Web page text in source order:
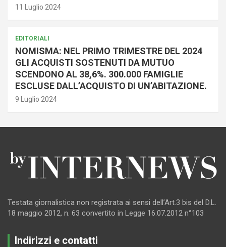
11 Luglio 2024
EDITORIALI
NOMISMA: NEL PRIMO TRIMESTRE DEL 2024
GLI ACQUISTI SOSTENUTI DA MUTUO
SCENDONO AL 38,6%. 300.000 FAMIGLIE
ESCLUSE DALL’ACQUISTO DI UN’ABITAZIONE.
9 Luglio 2024
Testata giornalistica non registrata ai sensi dell’Art.3 bis del D.L.
18 maggio 2012, n. 63 convertito in Legge 16.07.2012 n°103
Indirizzi e contatti